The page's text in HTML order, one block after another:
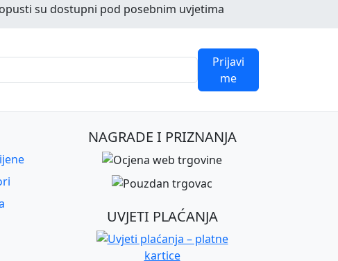
su dostupni pod posebnim uvjetima
Prijavi
me
NAGRADE I PRIZNANJA
UVJETI PLAĆANJA